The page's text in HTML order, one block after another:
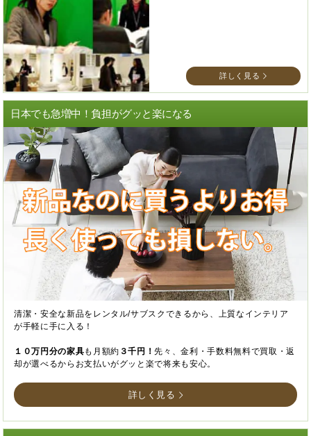
詳しく見る
日本でも急増中！負担がグッと楽になる
清潔・安全な新品をレンタル/サブスクできるから、上質なインテリア
が手軽に手に入る！
１０万円分の家具も月額約 ３千円！先々、金利・手数料無料で買取・返
却が選べるからお支払いがグッと楽で将来も安心。
詳しく見る